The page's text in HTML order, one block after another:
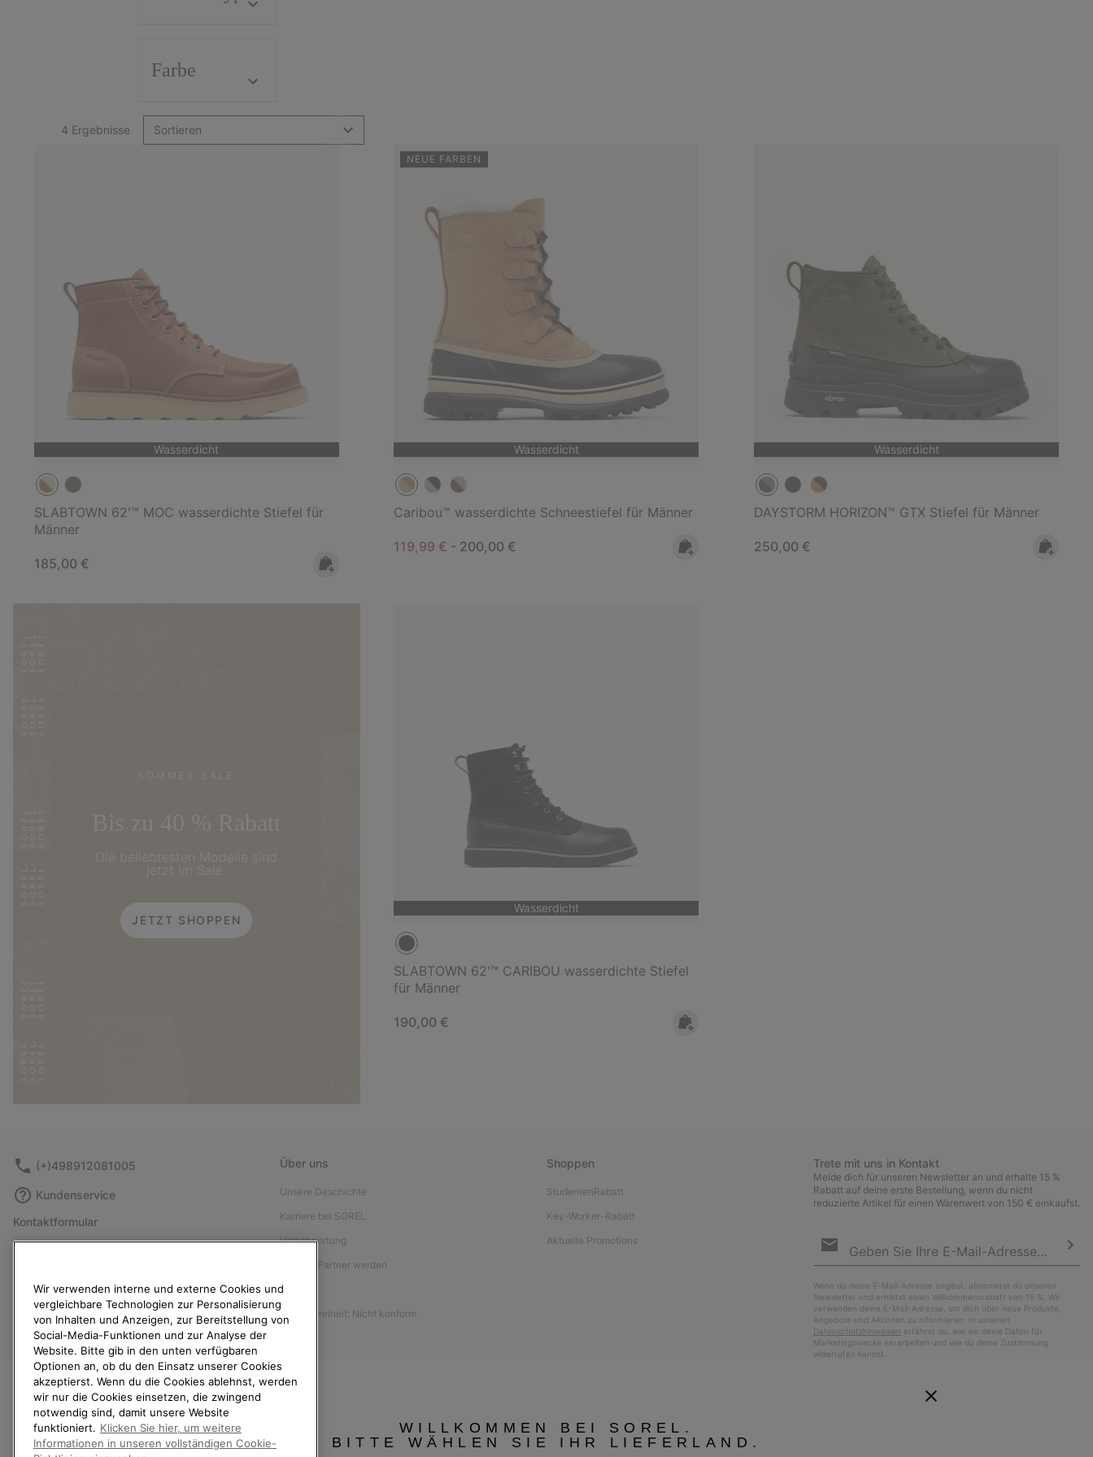
Farbe
4 Ergebnisse Sortieren
Wasserdicht
SLABTOWN 62'™ MOC wasserdichte Stiefel für
Männer
Regular price:
185,00 €
NEUE FARBEN
Wasserdicht
Caribou™ wasserdichte Schneestiefel für Männer
Minimum sale price:
119,99 € - Maximum price:
200,00 €
Wasserdicht
DAYSTORM HORIZON™ GTX Stiefel für Männer
Regular price:
250,00 €
JETZT SHOPPEN
Wasserdicht
SLABTOWN 62'™ CARIBOU wasserdichte Stiefel
für Männer
Regular price:
190,00 €
(+)498912081005
Kundenservice
Kontaktformular
Größentabelle
Rücksendungen
Vom Kaufvertrag zurücktreten
Bestellstatus
Versand
Zahlung
Häufig gestellte Fragen
Über uns
Unsere Geschichte
Karriere bei SOREL
Verantwortung
Affiliate Partner werden
Presse
Barrierefreiheit: Nicht konform
Shoppen
StudentenRabatt
Key-Worker-Rabatt
Aktuelle Promotions
Trete mit uns in Kontakt
Melde dich für unseren Newsletter an und erhalte 15 %
Rabatt auf deine erste Bestellung, wenn du nicht
reduzierte Artikel für einen Warenwert von 150 € einkaufst.
Anmeldung
Wenn du deine E-Mail-Adresse angibst, abonnierst du unseren
Newsletter und erhältst einen Willkommensrabatt von 15 %. Wir
verwenden deine E-Mail-Adresse, um dich über neue Produkte,
Angebote und Aktionen zu informieren. In unseren
Datenschutzhinweisen erfährst du, wie wir deine Daten für
Marketingzwecke verarbeiten und wie du deine Zustimmung
widerrufen kannst.
WILLKOMMEN BEI SOREL.
BITTE WÄHLEN SIE IHR LIEFERLAND.
Wir verwenden interne und externe Cookies und
vergleichbare Technologien zur Personalisierung
von Inhalten und Anzeigen, zur Bereitstellung von
Social-Media-Funktionen und zur Analyse der
Website. Bitte gib in den unten verfügbaren
Optionen an, ob du den Einsatz unserer Cookies
akzeptierst. Wenn du die Cookies ablehnst, werden
wir nur die Cookies einsetzen, die zwingend
notwendig sind, damit unsere Website
funktioniert. Klicken Sie hier, um weitere
Informationen in unseren vollständigen Cookie-